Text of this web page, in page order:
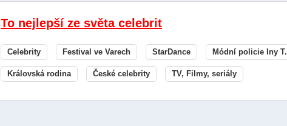
To nejlepší ze světa celebrit
Celebrity Festival ve Varech StarDance Módní policie Iny T.
Královská rodina České celebrity TV, Filmy, seriály